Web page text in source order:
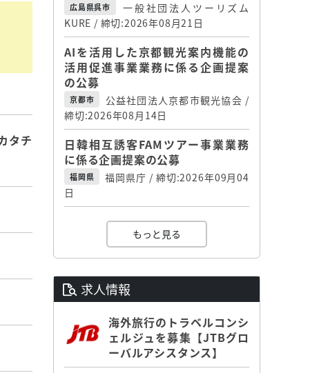
タチ
広島県呉市
一般社団法人ツーリズム
KURE / 締切:2026年08月21日
AIを活用した京都観光案内機能の
活用促進事業業務に係る企画提案
の公募
京都市
公益社団法人京都市観光協会 /
締切:2026年08月14日
日韓相互誘客FAMツアー事業業務
に係る企画提案の公募
福岡県
福岡県庁 / 締切:2026年09月04
日
もっと見る
求人情報
海外旅行のトラベルコンシ
ェルジュを募集【JTBグロ
ーバルアシスタンス】